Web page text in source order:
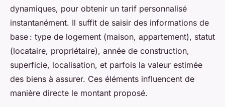
dynamiques, pour obtenir un tarif personnalisé
instantanément. Il suffit de saisir des informations de
base : type de logement (maison, appartement), statut
(locataire, propriétaire), année de construction,
superficie, localisation, et parfois la valeur estimée
des biens à assurer. Ces éléments influencent de
manière directe le montant proposé.